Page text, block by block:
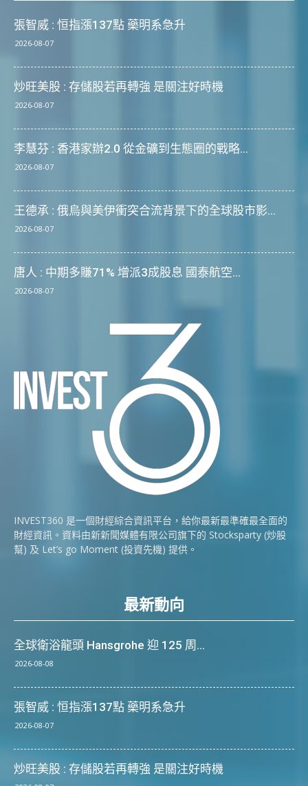
張智威 : 恒指漲137點 藥明系急升
2026-08-07
炒旺美股 : 存儲股若再轉強 是關注好時機
2026-08-07
李慧芬 : 香港家辦2.0 從金礦到生態圈的戰略...
2026-08-07
王德承 : 俄烏與美伊衝突合流背景下的全球股市影...
2026-08-07
唐人 : 中期多賺71% 增派3成股息 國泰航空...
2026-08-07
INVEST360 是一個財經綜合資訊平台，給你最新最準確最全面的
財經資訊。資料由新新聞媒體有限公司旗下的 Stocksparty (炒股
幫) 及 Let’s go Moment (投資先機) 提供。
最新動向
全球衛浴龍頭 Hansgrohe 迎 125 周...
2026-08-08
張智威 : 恒指漲137點 藥明系急升
2026-08-07
炒旺美股 : 存儲股若再轉強 是關注好時機